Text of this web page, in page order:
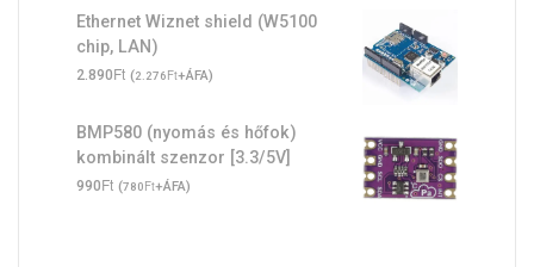
Ethernet Wiznet shield (W5100
chip, LAN)
2.890Ft (2.276Ft+ÁFA)
BMP580 (nyomás és hőfok)
kombinált szenzor [3.3/5V]
990Ft (780Ft+ÁFA)